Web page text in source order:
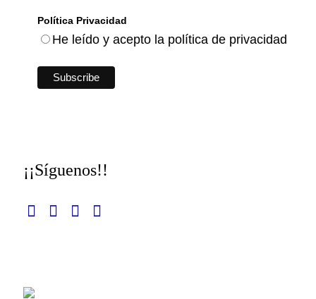
Política Privacidad
He leído y acepto la política de privacidad
¡¡Síguenos!!